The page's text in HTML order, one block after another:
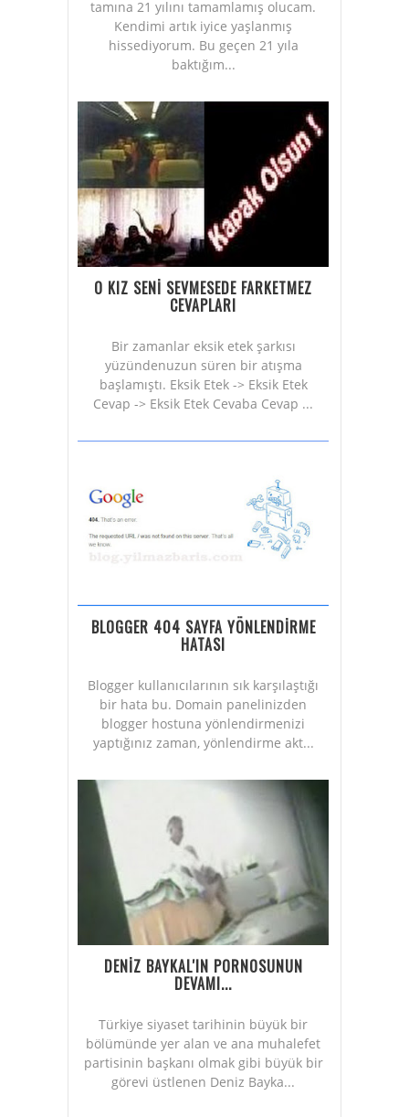
tamına 21 yılını tamamlamış olucam.
Kendimi artık iyice yaşlanmış
hissediyorum. Bu geçen 21 yıla
baktığım...
O KIZ SENİ SEVMESEDE FARKETMEZ
CEVAPLARI
Bir zamanlar eksik etek şarkısı
yüzündenuzun süren bir atışma
başlamıştı. Eksik Etek -> Eksik Etek
Cevap -> Eksik Etek Cevaba Cevap ...
BLOGGER 404 SAYFA YÖNLENDİRME
HATASI
Blogger kullanıcılarının sık karşılaştığı
bir hata bu. Domain panelinizden
blogger hostuna yönlendirmenizi
yaptığınız zaman, yönlendirme akt...
DENİZ BAYKAL'IN PORNOSUNUN
DEVAMI...
Türkiye siyaset tarihinin büyük bir
bölümünde yer alan ve ana muhalefet
partisinin başkanı olmak gibi büyük bir
görevi üstlenen Deniz Bayka...